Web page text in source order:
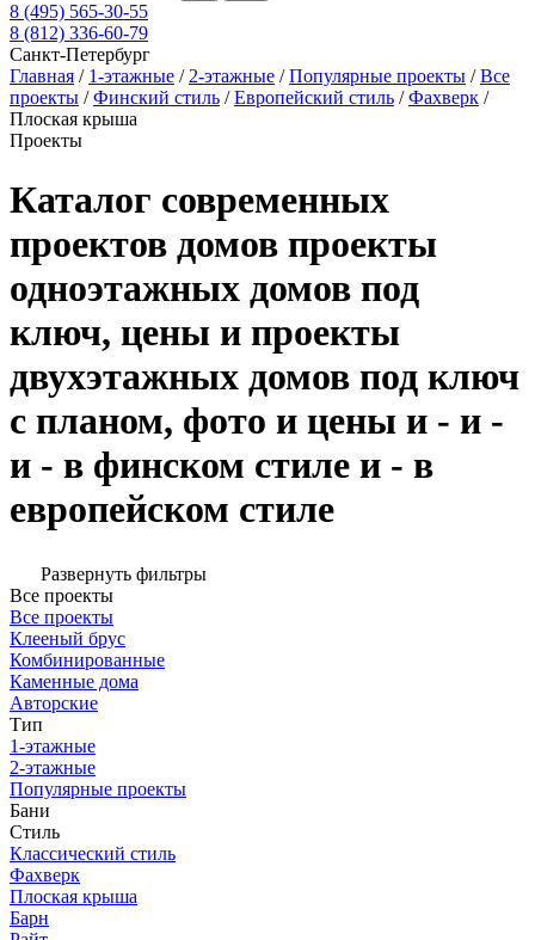
8 (495) 565-30-55
8 (812) 336-60-79
Санкт-Петербург
Главная / 1-этажные / 2-этажные /Популярные проекты /Все
проекты /Финский стиль /Европейский стиль /Фахверк /
Плоская крыша
Проекты
Каталог современных
проектов домов проекты
одноэтажных домов под
ключ, цены и проекты
двухэтажных домов под ключ
с планом, фото и цены и - и -
и - в финском стиле и - в
европейском стиле
Развернуть фильтры
Все проекты
Все проекты
Клееный брус
Комбинированные
Каменные дома
Авторские
Тип
1-этажные
2-этажные
Популярные проекты
Бани
Стиль
Классический стиль
Фахверк
Плоская крыша
Барн